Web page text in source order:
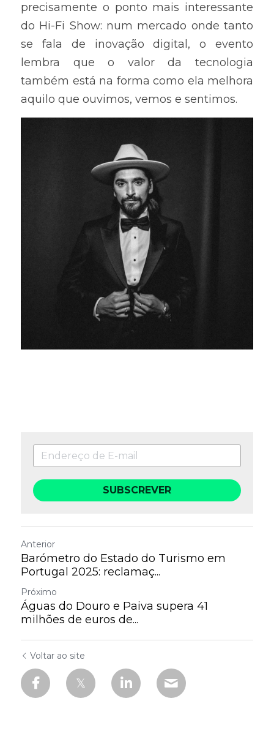
precisamente o ponto mais interessante
do Hi-Fi Show: num mercado onde tanto
se fala de inovação digital, o evento
lembra que o valor da tecnologia
também está na forma como ela melhora
aquilo que ouvimos, vemos e sentimos.
SUBSCREVER
Anterior
Barómetro do Estado do Turismo em
Portugal 2025: reclamaç...
Próximo
Águas do Douro e Paiva supera 41
milhões de euros de...
Voltar ao site